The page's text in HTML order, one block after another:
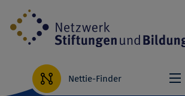
Direkt
zum
Inhalt
Nettie-Finder